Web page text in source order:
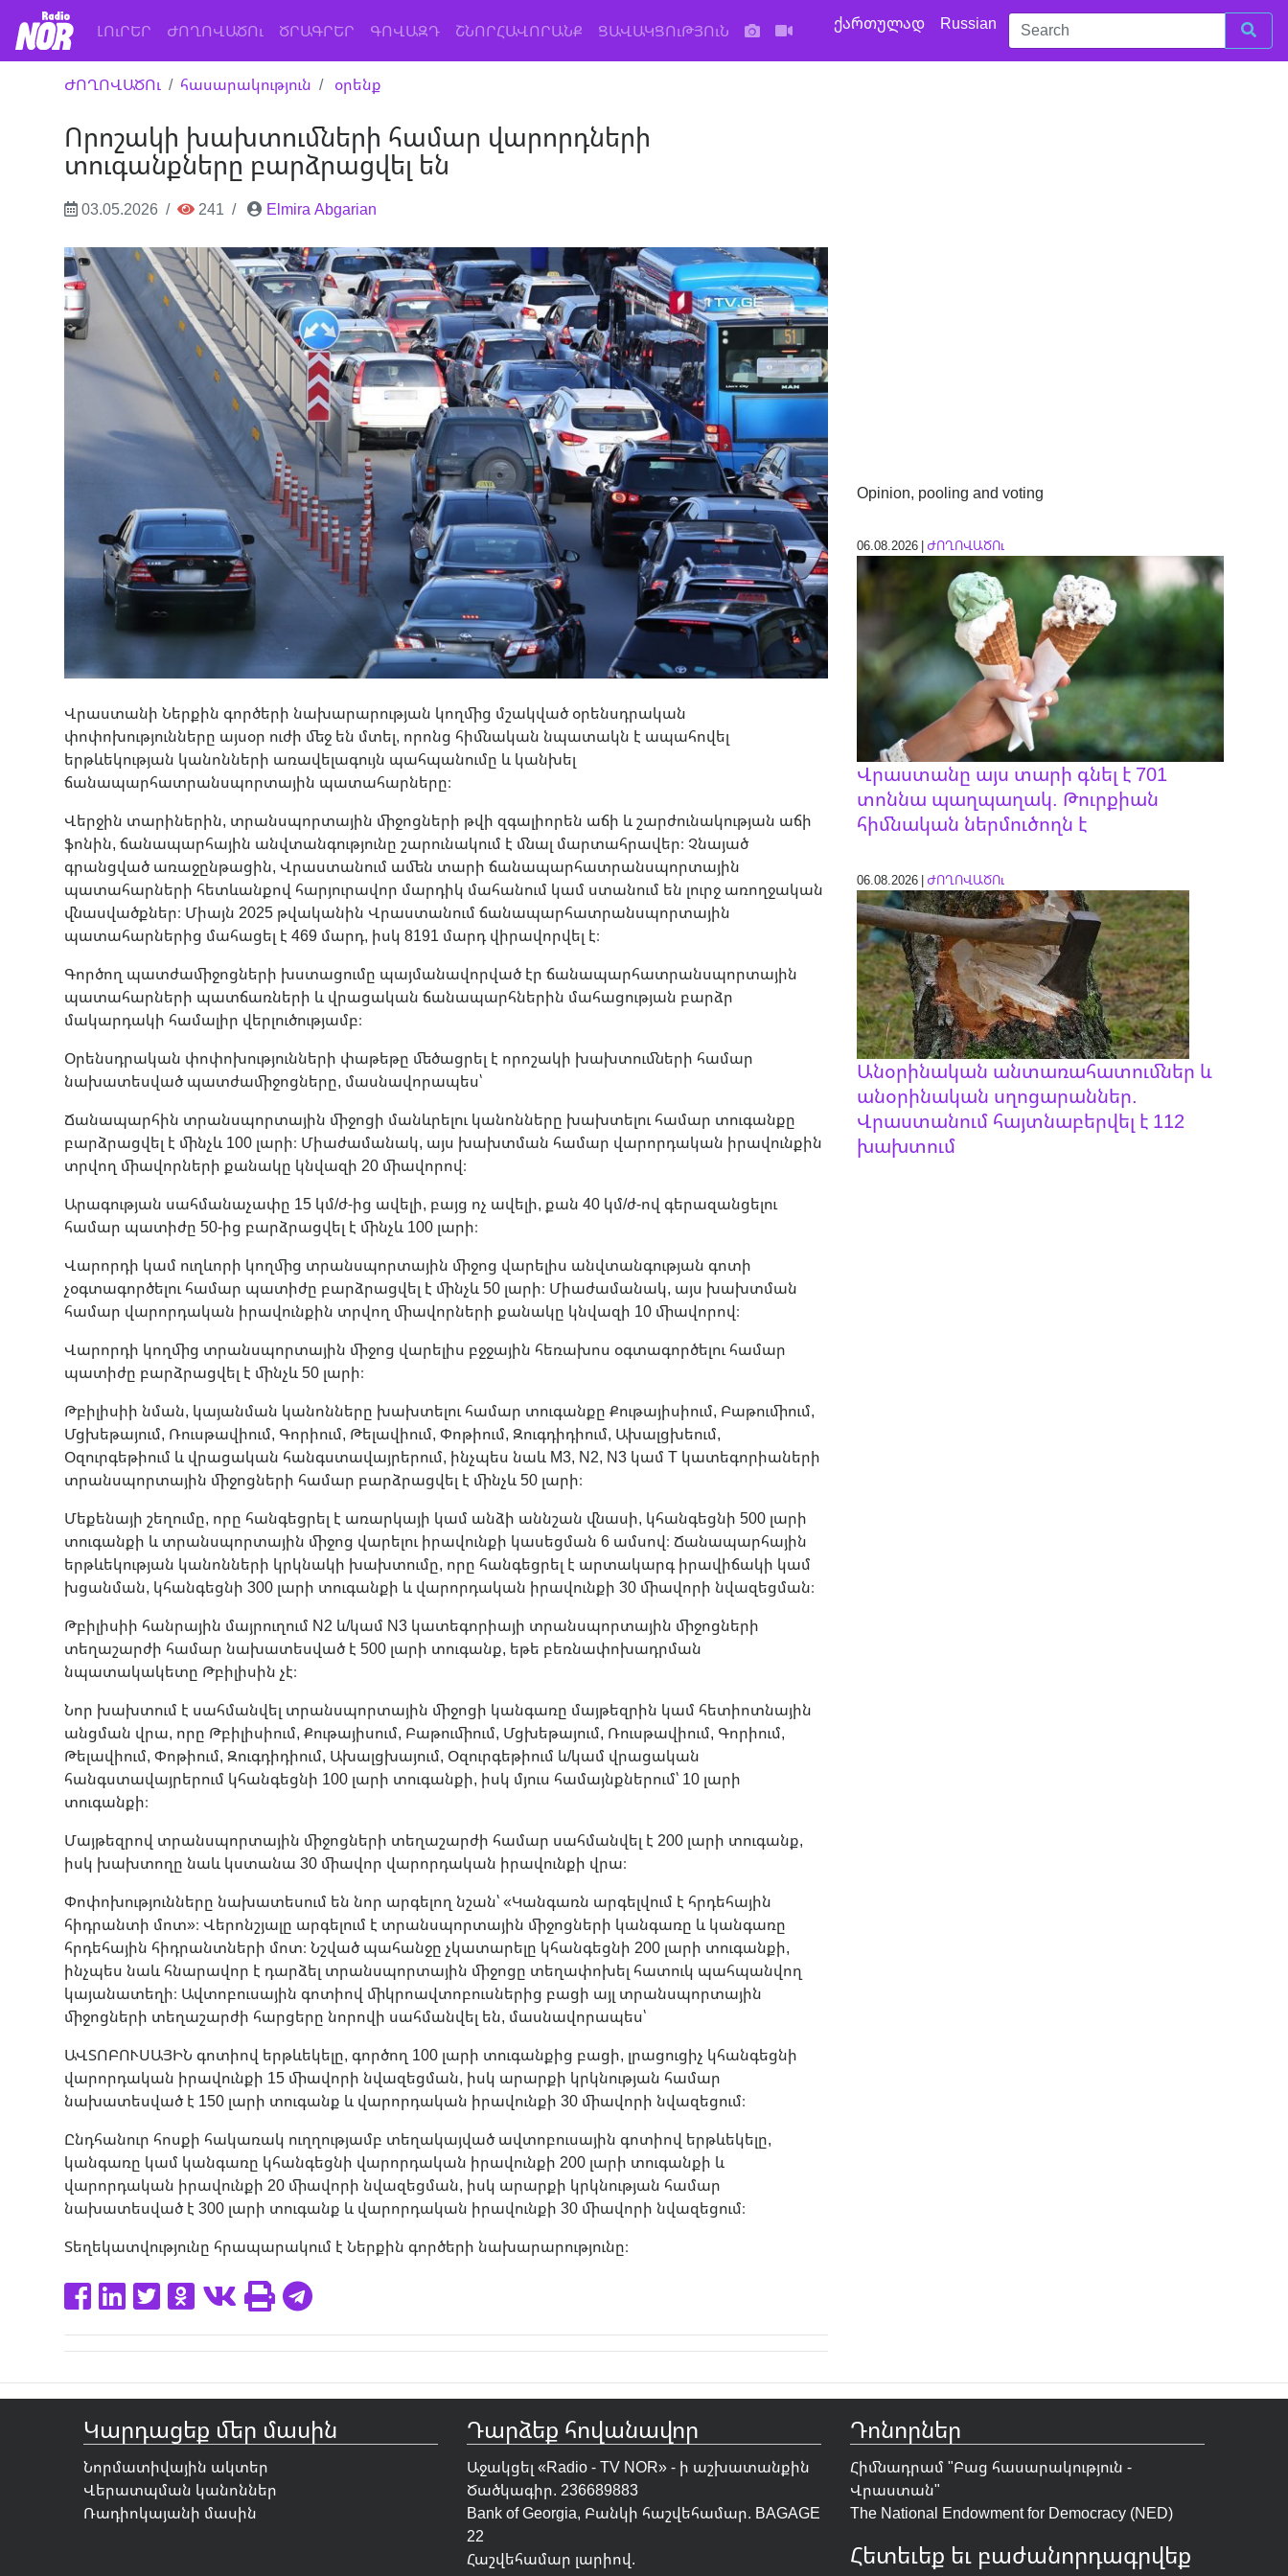
ԼՈւՐԵՐ (current)
ԺՈՂՈՎԱԾՈւ ԾՐԱԳՐԵՐ ԳՈՎԱԶԴ ՇՆՈՐՀԱՎՈՐԱՆՔ ՑԱՎԱԿՑՈւԹՅՈւՆ ქართულად Russian
ԺՈՂՈՎԱԾՈւ հասարակություն օրենք
Որոշակի խախտումների համար վարորդների
տուգանքները բարձրացվել են
03.05.2026 241 Elmira Abgarian
Վրաստանի Ներքին գործերի նախարարության կողմից մշակված օրենսդրական
փոփոխությունները այսօր ուժի մեջ են մտել, որոնց հիմնական նպատակն է ապահովել
երթևեկության կանոնների առավելագույն պահպանումը և կանխել
ճանապարհատրանսպորտային պատահարները։
Վերջին տարիներին, տրանսպորտային միջոցների թվի զգալիորեն աճի և շարժունակության աճի
ֆոնին, ճանապարհային անվտանգությունը շարունակում է մնալ մարտահրավեր։ Չնայած
գրանցված առաջընթացին, Վրաստանում ամեն տարի ճանապարհատրանսպորտային
պատահարների հետևանքով հարյուրավոր մարդիկ մահանում կամ ստանում են լուրջ առողջական
վնասվածքներ։ Միայն 2025 թվականին Վրաստանում ճանապարհատրանսպորտային
պատահարներից մահացել է 469 մարդ, իսկ 8191 մարդ վիրավորվել է։
Գործող պատժամիջոցների խստացումը պայմանավորված էր ճանապարհատրանսպորտային
պատահարների պատճառների և վրացական ճանապարհներին մահացության բարձր
մակարդակի համալիր վերլուծությամբ։
Օրենսդրական փոփոխությունների փաթեթը մեծացրել է որոշակի խախտումների համար
նախատեսված պատժամիջոցները, մասնավորապես՝
Ճանապարհին տրանսպորտային միջոցի մանևրելու կանոնները խախտելու համար տուգանքը
բարձրացվել է մինչև 100 լարի։ Միաժամանակ, այս խախտման համար վարորդական իրավունքին
տրվող միավորների քանակը կնվազի 20 միավորով։
Արագության սահմանաչափը 15 կմ/ժ-ից ավելի, բայց ոչ ավելի, քան 40 կմ/ժ-ով գերազանցելու
համար պատիժը 50-ից բարձրացվել է մինչև 100 լարի։
Վարորդի կամ ուղևորի կողմից տրանսպորտային միջոց վարելիս անվտանգության գոտի
չօգտագործելու համար պատիժը բարձրացվել է մինչև 50 լարի։ Միաժամանակ, այս խախտման
համար վարորդական իրավունքին տրվող միավորների քանակը կնվազի 10 միավորով։
Վարորդի կողմից տրանսպորտային միջոց վարելիս բջջային հեռախոս օգտագործելու համար
պատիժը բարձրացվել է մինչև 50 լարի։
Թբիլիսիի նման, կայանման կանոնները խախտելու համար տուգանքը Քութայիսիում, Բաթումիում,
Մցխեթայում, Ռուսթավիում, Գորիում, Թելավիում, Փոթիում, Զուգդիդիում, Ախալցխեում,
Օզուրգեթիում և վրացական հանգստավայրերում, ինչպես նաև M3, N2, N3 կամ T կատեգորիաների
տրանսպորտային միջոցների համար բարձրացվել է մինչև 50 լարի։
Մեքենայի շեղումը, որը հանգեցրել է առարկայի կամ անձի աննշան վնասի, կհանգեցնի 500 լարի
տուգանքի և տրանսպորտային միջոց վարելու իրավունքի կասեցման 6 ամսով։ Ճանապարհային
երթևեկության կանոնների կրկնակի խախտումը, որը հանգեցրել է արտակարգ իրավիճակի կամ
խցանման, կհանգեցնի 300 լարի տուգանքի և վարորդական իրավունքի 30 միավորի նվազեցման։
Թբիլիսիի հանրային մայրուղում N2 և/կամ N3 կատեգորիայի տրանսպորտային միջոցների
տեղաշարժի համար նախատեսված է 500 լարի տուգանք, եթե բեռնափոխադրման
նպատակակետը Թբիլիսին չէ։
Նոր խախտում է սահմանվել տրանսպորտային միջոցի կանգառը մայթեզրին կամ հետիոտնային
անցման վրա, որը Թբիլիսիում, Քութայիսում, Բաթումիում, Մցխեթայում, Ռուսթավիում, Գորիում,
Թելավիում, Փոթիում, Զուգդիդիում, Ախալցխայում, Օզուրգեթիում և/կամ վրացական
հանգստավայրերում կհանգեցնի 100 լարի տուգանքի, իսկ մյուս համայնքներում՝ 10 լարի
տուգանքի։
Մայթեզրով տրանսպորտային միջոցների տեղաշարժի համար սահմանվել է 200 լարի տուգանք,
իսկ խախտողը նաև կստանա 30 միավոր վարորդական իրավունքի վրա։
Փոփոխությունները նախատեսում են նոր արգելող նշան՝ «Կանգառն արգելվում է հրդեհային
հիդրանտի մոտ»։ Վերոնշյալը արգելում է տրանսպորտային միջոցների կանգառը և կանգառը
հրդեհային հիդրանտների մոտ։ Նշված պահանջը չկատարելը կհանգեցնի 200 լարի տուգանքի,
ինչպես նաև հնարավոր է դարձել տրանսպորտային միջոցը տեղափոխել հատուկ պահպանվող
կայանատեղի։ Ավտոբուսային գոտիով միկրոավտոբուսներից բացի այլ տրանսպորտային
միջոցների տեղաշարժի հարցերը նորովի սահմանվել են, մասնավորապես՝
ԱՎՏՈԲՈՒՍԱՅԻՆ գոտիով երթևեկելը, գործող 100 լարի տուգանքից բացի, լրացուցիչ կհանգեցնի
վարորդական իրավունքի 15 միավորի նվազեցման, իսկ արարքի կրկնության համար
նախատեսված է 150 լարի տուգանք և վարորդական իրավունքի 30 միավորի նվազեցում։
Ընդհանուր հոսքի հակառակ ուղղությամբ տեղակայված ավտոբուսային գոտիով երթևեկելը,
կանգառը կամ կանգառը կհանգեցնի վարորդական իրավունքի 200 լարի տուգանքի և
վարորդական իրավունքի 20 միավորի նվազեցման, իսկ արարքի կրկնության համար
նախատեսված է 300 լարի տուգանք և վարորդական իրավունքի 30 միավորի նվազեցում։
Տեղեկատվությունը հրապարակում է Ներքին գործերի նախարարությունը։
Opinion, pooling and voting
06.08.2026 |ԺՈՂՈՎԱԾՈւ
Վրաստանը այս տարի գնել է 701
տոննա պաղպաղակ. Թուրքիան
հիմնական ներմուծողն է
06.08.2026 |ԺՈՂՈՎԱԾՈւ
Անօրինական անտառահատումներ և
անօրինական սղոցարաններ.
Վրաստանում հայտնաբերվել է 112
խախտում
Կարդացեք մեր մասին
Նորմատիվային ակտեր
Վերատպման կանոններ
Ռադիոկայանի մասին
Դարձեք հովանավոր
Աջակցել «Radio - TV NOR» - ի աշխատանքին
Ծածկագիր. 236689883
Bank of Georgia, Բանկի հաշվեհամար. BAGAGE
22
Հաշվեհամար լարիով.
Դոնորներ
Հիմնադրամ "Բաց հասարակություն -
Վրաստան"
The National Endowment for Democracy (NED)
Հետեւեք եւ բաժանորդագրվեք